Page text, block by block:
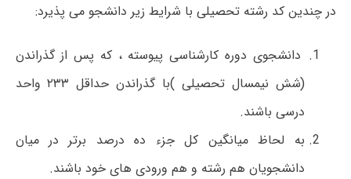
در چندین کد رشته تحصیلی با شرایط زیر دانشجو می پذیرد:
دانشجوی دوره کارشناسی پیوسته ، که پس از گذراندن
(شش نیمسال تحصیلی )با گذراندن حداقل ۲۳۳ واحد
درسی باشند.
به لحاظ میانگین کل جزء ده درصد برتر در میان
دانشجویان هم رشته و هم ورودی های خود باشند.